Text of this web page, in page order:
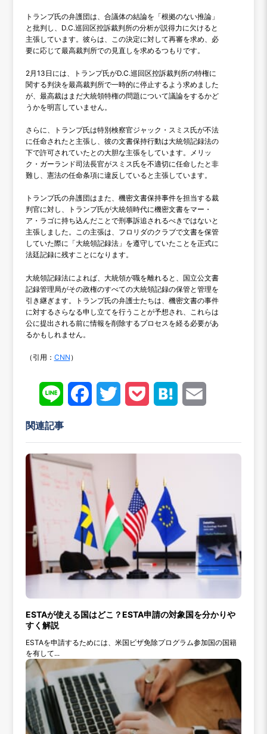
トランプ氏の弁護団は、合議体の結論を「根拠のない推論」
と批判し、D.C.巡回区控訴裁判所の分析が説得力に欠けると
主張しています。彼らは、この決定に対して再審を求め、必
要に応じて最高裁判所での見直しを求めるつもりです。
2月13日には、トランプ氏がD.C.巡回区控訴裁判所の特権に
関する判決を最高裁判所で一時的に停止するよう求めました
が、最高裁はまだ大統領特権の問題について議論をするかど
うかを明言していません。
さらに、トランプ氏は特別検察官ジャック・スミス氏が不法
に任命されたと主張し、彼の文書保持行動は大統領記録法の
下で許可されていたとの大胆な主張をしています。メリッ
ク・ガーランド司法長官がスミス氏を不適切に任命したと非
難し、憲法の任命条項に違反していると主張しています。
トランプ氏の弁護団はまた、機密文書保持事件を担当する裁
判官に対し、トランプ氏が大統領時代に機密文書をマー・
ア・ラゴに持ち込んだことで刑事訴追されるべきではないと
主張しました。この主張は、フロリダのクラブで文書を保管
していた際に「大統領記録法」を遵守していたことを正式に
法廷記録に残すことになります。
大統領記録法によれば、大統領が職を離れると、国立公文書
記録管理局がその政権のすべての大統領記録の保管と管理を
引き継ぎます。トランプ氏の弁護士たちは、機密文書の事件
に対するさらなる申し立てを行うことが予想され、これらは
公に提出される前に情報を削除するプロセスを経る必要があ
るかもしれません。
（引用： CNN ）
Line Face Twitt Pock Hate
関連記事
ESTAが使える国はどこ？ESTA申請の対象国を分かりや
すく解説
ESTAを申請するためには、米国ビザ免除プログラム参加国の国籍
を有して...